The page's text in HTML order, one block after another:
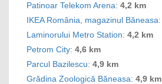
Patinoar Telekom Arena: 4,2 km
IKEA România, magazinul Băneasa:
Laminorului Metro Station: 4,2 km
Petrom City: 4,6 km
Parcul Bazilescu: 4,9 km
Grădina Zoologică Băneasa: 4,9 km